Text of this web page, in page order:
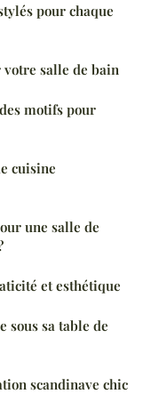
pour chaque
salle de bain
motifs pour
cuisine
une salle de
et esthétique
sous sa table de
scandinave chic